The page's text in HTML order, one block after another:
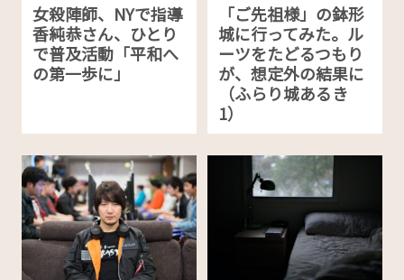
女殺陣師、NYで指導
香純恭さん、ひとり
で普及活動「平和へ
の第一歩に」
「ご先祖様」の鉢形
城に行ってみた。ル
ーツをたどるつもり
が、想定外の結果に
（ふらり城あるき
1）